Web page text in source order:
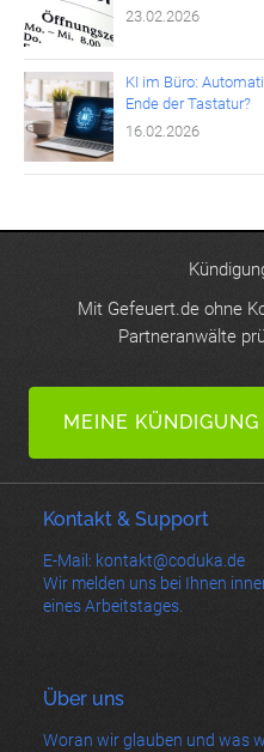
23.02.2026
KI im Büro:
Ende der Tastatur?
16.02.2026
Mit Gefeuert.de ohne
Partneranwälte
MEINE
Kontakt & Support
E-Mail: kontakt@coduka.de
Wir melden uns bei Ihnen
eines Arbeitstages.
Über uns
Woran wir glauben und was